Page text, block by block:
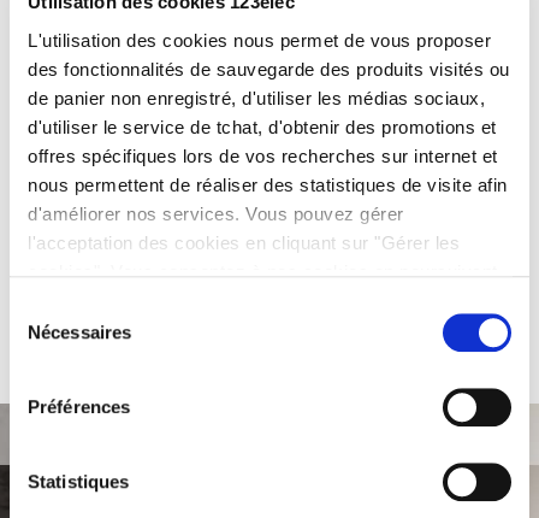
L'utilisation des cookies nous permet de vous proposer
des fonctionnalités de sauvegarde des produits visités ou
de panier non enregistré, d'utiliser les médias sociaux,
d'utiliser le service de tchat, d'obtenir des promotions et
offres spécifiques lors de vos recherches sur internet et
nous permettent de réaliser des statistiques de visite afin
d'améliorer nos services. Vous pouvez gérer
l'acceptation des cookies en cliquant sur "Gérer les
Nécessaires
Préférences
Statistiques
protocole KNX
2 FÉVRIER 2018 JÉRÉMY LAISSER UN COMMENTAIRE
La domotique se démocratise et devient de plus en plus
présente dans les foyers. On parle alors demaison connectée
Mais quel type d’installation permet d’équiper son logement
d’un système domotique ? Zoom sur un protocole très
développé en Europe, leKNX.